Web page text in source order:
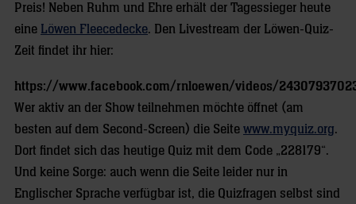
Preis! Neben Ruhm und Ehre erhält der Tagessieger heute
eine Löwen Fleecedecke. Den Livestream der Löwen-Quiz-
Zeit findet ihr hier:
https://www.facebook.com/rnloewen/videos/
Wer aktiv an der Show teilnehmen möchte öffnet (am
besten auf dem Second-Screen) die Seite www.myquiz.org.
Dort findet sich das heutige Quiz mit dem Code „228179“.
Und keine Sorge: auch wenn die Seite leider nur in
Englischer Sprache verfügbar ist, die Quizfragen selbst sind